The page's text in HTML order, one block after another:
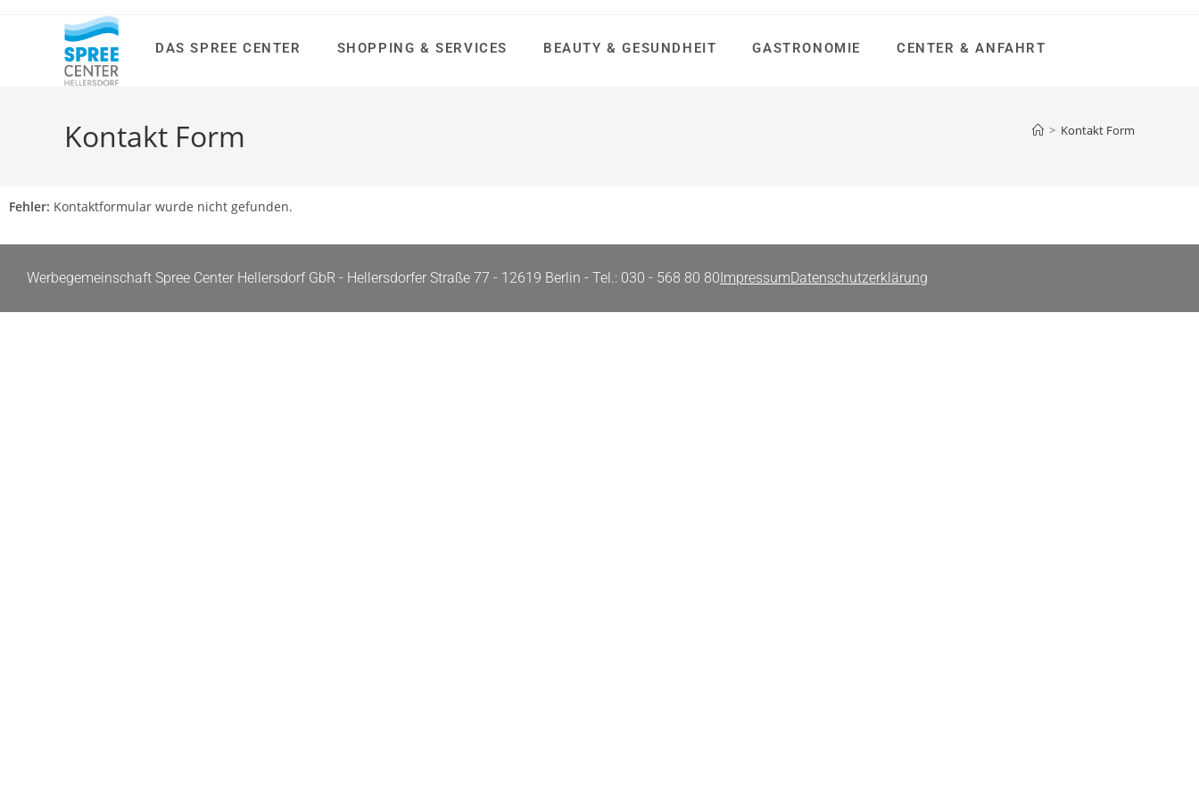
DAS SPREE CENTER SHOPPING & SERVICES BEAUTY & GESUNDHEIT GASTRONOMIE CENTER & ANFAHRT
Kontakt Form > Kontakt Form
Fehler: Kontaktformular wurde nicht gefunden.
Werbegemeinschaft Spree Center Hellersdorf GbR - Hellersdorfer Straße 77 - 12619 Berlin - Tel.: 030 - 568 80 80ImpressumDatenschutzerklärung